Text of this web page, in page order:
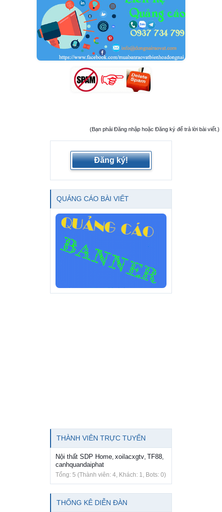
(Bạn phải Đăng nhập hoặc Đăng ký để trả lời bài viết.)
Đăng ký!
QUẢNG CÁO BÀI VIẾT
THÀNH VIÊN TRỰC TUYẾN
Nội thất SDP Home xoilacxgtv TF88
canhquandaiphat
Tổng: 5 (Thành viên: 4, Khách: 1, Bots: 0)
THỐNG KÊ DIỄN ĐÀN